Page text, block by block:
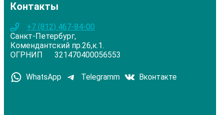
Контакты
+7 (812) 467-84-00
Санкт-Петербург,
Комендантский пр.26,к.1.
ОГРНИП 321470400056553
WhatsApp Telegramm Вконтакте